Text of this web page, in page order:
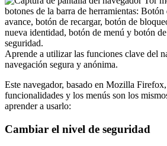
Aprende a utilizar las funciones clave del
navegación segura y anónima.
Este navegador, basado en Mozilla
funcionalidades y los menús son los
aprender a usarlo:
Cambiar el nivel de seguridad